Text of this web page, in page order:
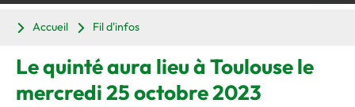
Panier
Accueil
Fil d'infos
Le quinté aura lieu à Toulouse le
mercredi 25 octobre 2023